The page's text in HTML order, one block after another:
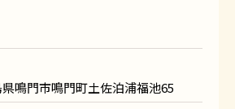
鳴門市鳴門町土佐泊浦福池65